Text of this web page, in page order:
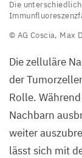
Bildausschnitt
Gewebeprobe
von
Patient*innen.
Die
Zelltypen
Die
© AG Coscia, Max
Die zelluläre
der
Rolle.
Nachbarn
weiter
lässt sich mit